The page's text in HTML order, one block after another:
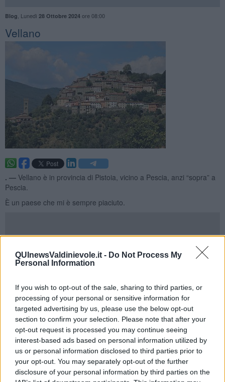
QUInewsValdinievole.it - Do Not Process My
Personal Information
If you wish to opt-out of the sale, sharing to third parties, or
processing of your personal or sensitive information for
targeted advertising by us, please use the below opt-out
section to confirm your selection. Please note that after your
opt-out request is processed you may continue seeing
interest-based ads based on personal information utilized by
us or personal information disclosed to third parties prior to
your opt-out. You may separately opt-out of the further
disclosure of your personal information by third parties on the
Blog Lunedì 28 Ottobre 2024ore 08:00
​Vellano
​. — Vellano è in provincia di Pistoia, vicino a Pescia, anzi “sopra” a
Pescia.
È un paese che mi è sempre piaciuto.
Da lì ci passa una delle più belle salite della zona e tutti quelli che
vanno in bici da queste parti la conoscono. Undici chilometri, la
maggior parte all’ombra, perfetti per sfuggire all’afa estiva e alle
voglia di misurarsi con sé stesso. Anche la pendenza non è
esagerata e con un po’ di allenamento si riesce scalarla
abbastanza bene.
Una mattina estiva, saranno passati quasi 25 anni, salivamo verso
Vellano: un gruppetto di ciclisti in attività di squadre diverse, ma tutti
della zona e quindi amici, anche se avversari in gara. Avevamo la
pedalata stanca e rallentata di chi ha poca voglia di allenarsi, ma
solo il desiderio di portare la bici in giro, a spasso. Mossi dal solo
senso di dovere di tornare a casa con un certo numero di ore